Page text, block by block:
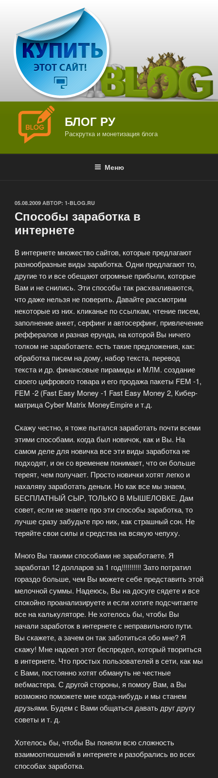
содержимому
БЛОГ РУ
Раскрутка и монетизация блога
Меню
ОПУБЛИКОВАНО
05.08.2009 АВТОР: 1-BLOG.RU
Способы заработка в
интернете
В интернете множество сайтов, которые предлагают
разнообразные виды заработка. Одни предлагают то,
другие то и все обещают огромные прибыли, которые
Вам и не снились. Эти способы так расхваливаются,
что даже нельзя не поверить. Давайте рассмотрим
некоторые из них. кликанье по ссылкам, чтение писем,
заполнение анкет, серфинг и автосерфинг, привлечение
реффералов и разная ерунда, на которой Вы ничего
толком не заработаете. есть такие предложения, как:
обработка писем на дому, набор текста, перевод
текста и др. финансовые пирамиды и МЛМ. создание
своего цифрового товара и его продажа пакеты FEM -1,
FEM -2 (Fast Easy Money -1 Fast Easy Money 2, Кибер-
матрица Cyber Matrix MoneyEmpire и т.д.
Скажу честно, я тоже пытался заработать почти всеми
этими способами. когда был новичок, как и Вы. На
самом деле для новичка все эти виды заработка не
подходят, и он со временем понимает, что он больше
тереят, чем получает. Просто новички хотят легко и
нахаляву заработать деньги. Но как все мы знаем,
БЕСПЛАТНЫЙ СЫР, ТОЛЬКО В МЫШЕЛОВКЕ. Дам
совет, если не знаете про эти способы заработка, то
лучше сразу забудьте про них, как страшный сон. Не
теряйте свои силы и средства на всякую чепуху.
Много Вы такими способами не заработаете. Я
заработал 12 долларов за 1 год!!!!!!!!!! Зато потратил
гораздо больше, чем Вы можете себе представить этой
мелочной суммы. Надеюсь, Вы на досуге сядете и все
спокойно проанализируете и если хотите подсчитаете
все на калькуляторе. Не хотелось бы, чтобы Вы
начали заработок в интернете с неправильного пути.
Вы скажете, а зачем он так заботиться обо мне? Я
скажу! Мне надоел этот беспредел, который твориться
в интернете. Что простых пользователей в сети, как мы
с Вами, постоянно хотят обмануть не честные
вебмастера. С другой стороны, я помогу Вам, а Вы
возможно поможете мне когда-нибудь и мы станем
друзьями. Будем с Вами общаться давать друг другу
советы и т. д.
Хотелось бы, чтобы Вы поняли всю сложность
взаимоотношений в интернете и разобрались во всех
способах заработка.